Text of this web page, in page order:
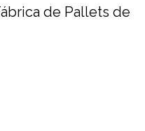
de Pallets de